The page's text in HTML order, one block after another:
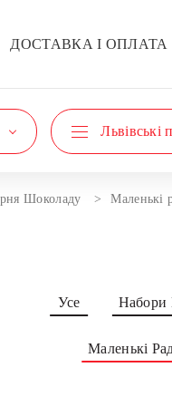
ДОСТАВКА І ОПЛАТА
Львівські
Шоколаду Маленькі
Усе Набори
Маленькі